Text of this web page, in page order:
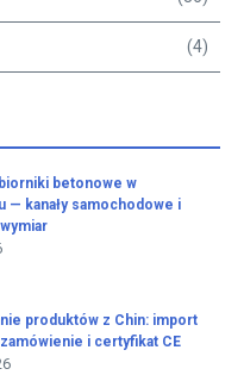
(4)
betonowe w
— kanały samochodowe i
produktów z Chin: import
i certyfikat CE